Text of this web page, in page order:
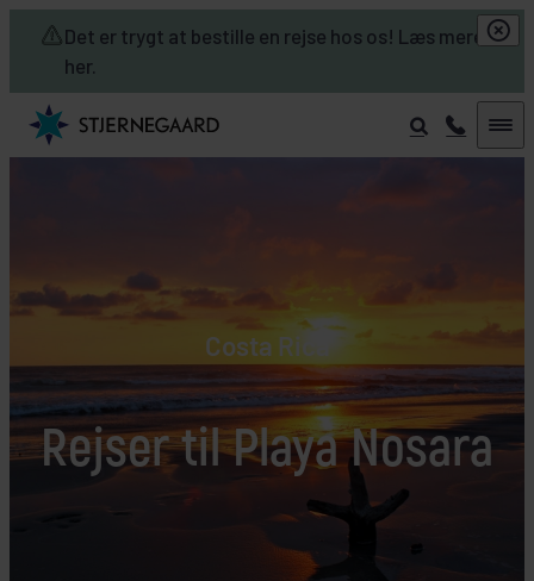
Det er trygt at bestille en rejse hos os! Læs mere
her.
Skip to main content
Rejser til Playa Nosara
Costa Rica